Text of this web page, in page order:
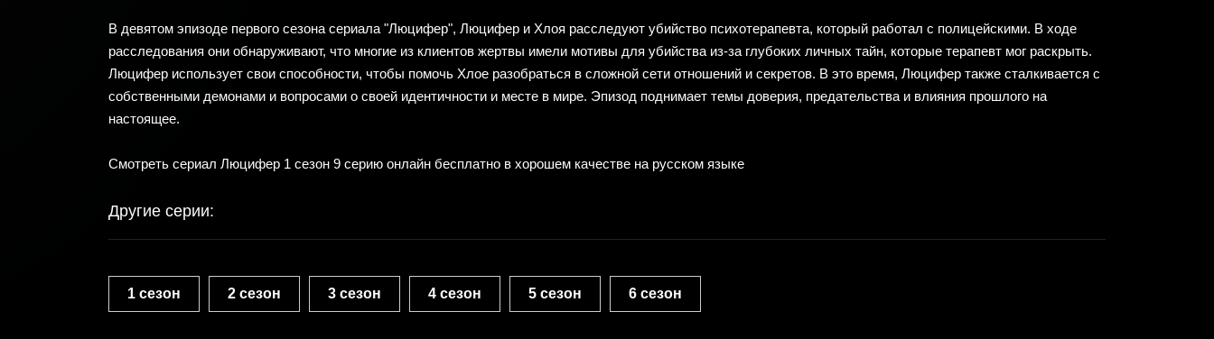
В девятом эпизоде первого сезона сериала "Люцифер", Люцифер и Хлоя расследуют убийство психотерапевта, который работал с полицейскими. В ходе
расследования они обнаруживают, что многие из клиентов жертвы имели мотивы для убийства из-за глубоких личных тайн, которые терапевт мог раскрыть.
Люцифер использует свои способности, чтобы помочь Хлое разобраться в сложной сети отношений и секретов. В это время, Люцифер также сталкивается с
собственными демонами и вопросами о своей идентичности и месте в мире. Эпизод поднимает темы доверия, предательства и влияния прошлого на
настоящее.
Смотреть сериал Люцифер 1 сезон 9 серию онлайн бесплатно в хорошем качестве на русском языке
Другие серии:
1 сезон 2 сезон 3 сезон 4 сезон 5 сезон 6 сезон